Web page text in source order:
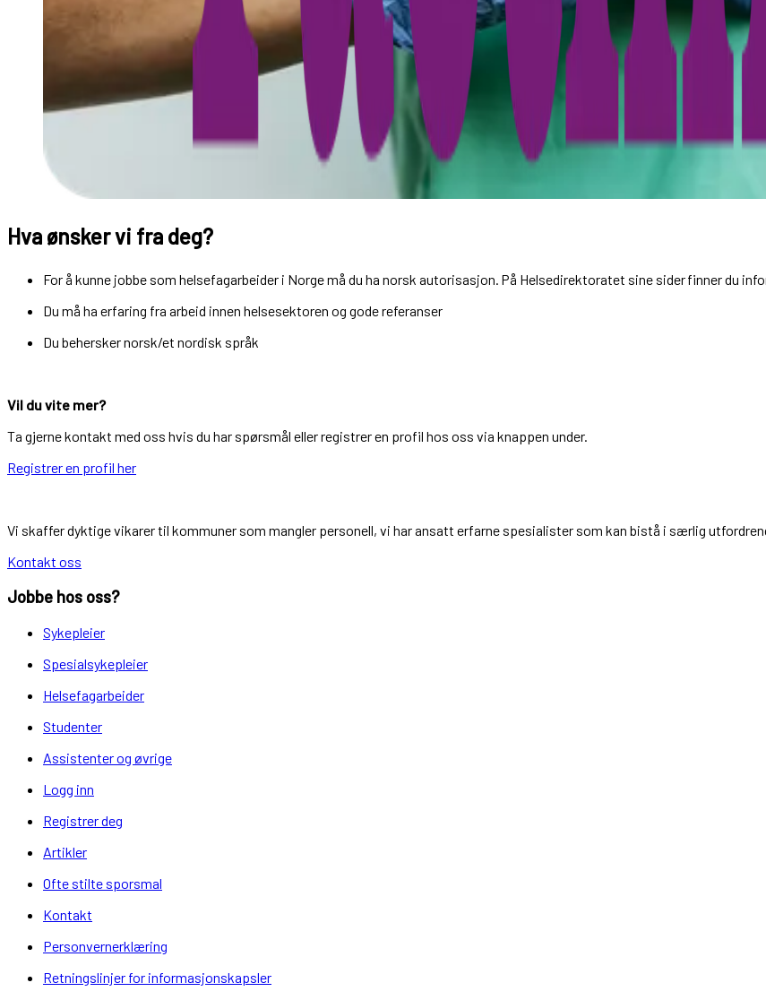
Hva ønsker vi fra deg?
For å kunne jobbe som helsefagarbeider i Norge må du ha norsk autorisasjon. På Helsedirektoratet sine sider finner du
Du må ha erfaring fra arbeid innen helsesektoren og gode referanser
Du behersker norsk/et nordisk språk
Vil du vite mer?
Ta gjerne kontakt med oss hvis du har spørsmål eller registrer en profil hos oss via knappen under.
Registrer en profil her
Vi skaffer dyktige vikarer til kommuner som mangler personell, vi har ansatt erfarne spesialister som kan bistå i særlig
Kontakt oss
Jobbe hos oss?
Sykepleier
Spesialsykepleier
Helsefagarbeider
Studenter
Assistenter og øvrige
Logg inn
Registrer deg
Artikler
Ofte stilte sporsmal
Kontakt
Personvernerklæring
Retningslinjer for informasjonskapsler